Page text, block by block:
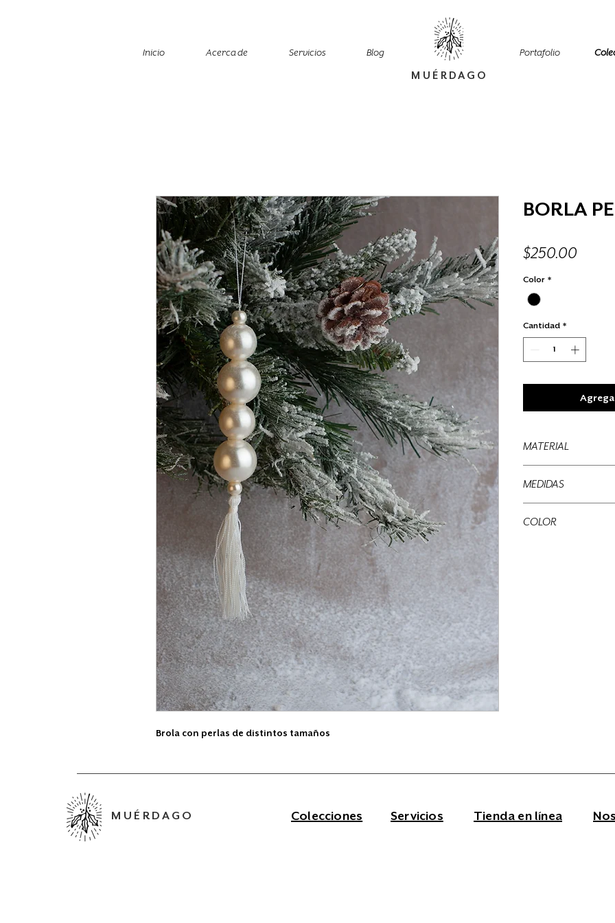
Inicio Acerca de Servicios Blog Portafolio
MUÉRDAGO
Brola con perlas de distintos tamaños
BORLA
$250.00
Color *
Cantidad *
MATERIAL
MEDIDAS
COLOR
MUÉRDAGO Colecciones Servicios Tienda en línea